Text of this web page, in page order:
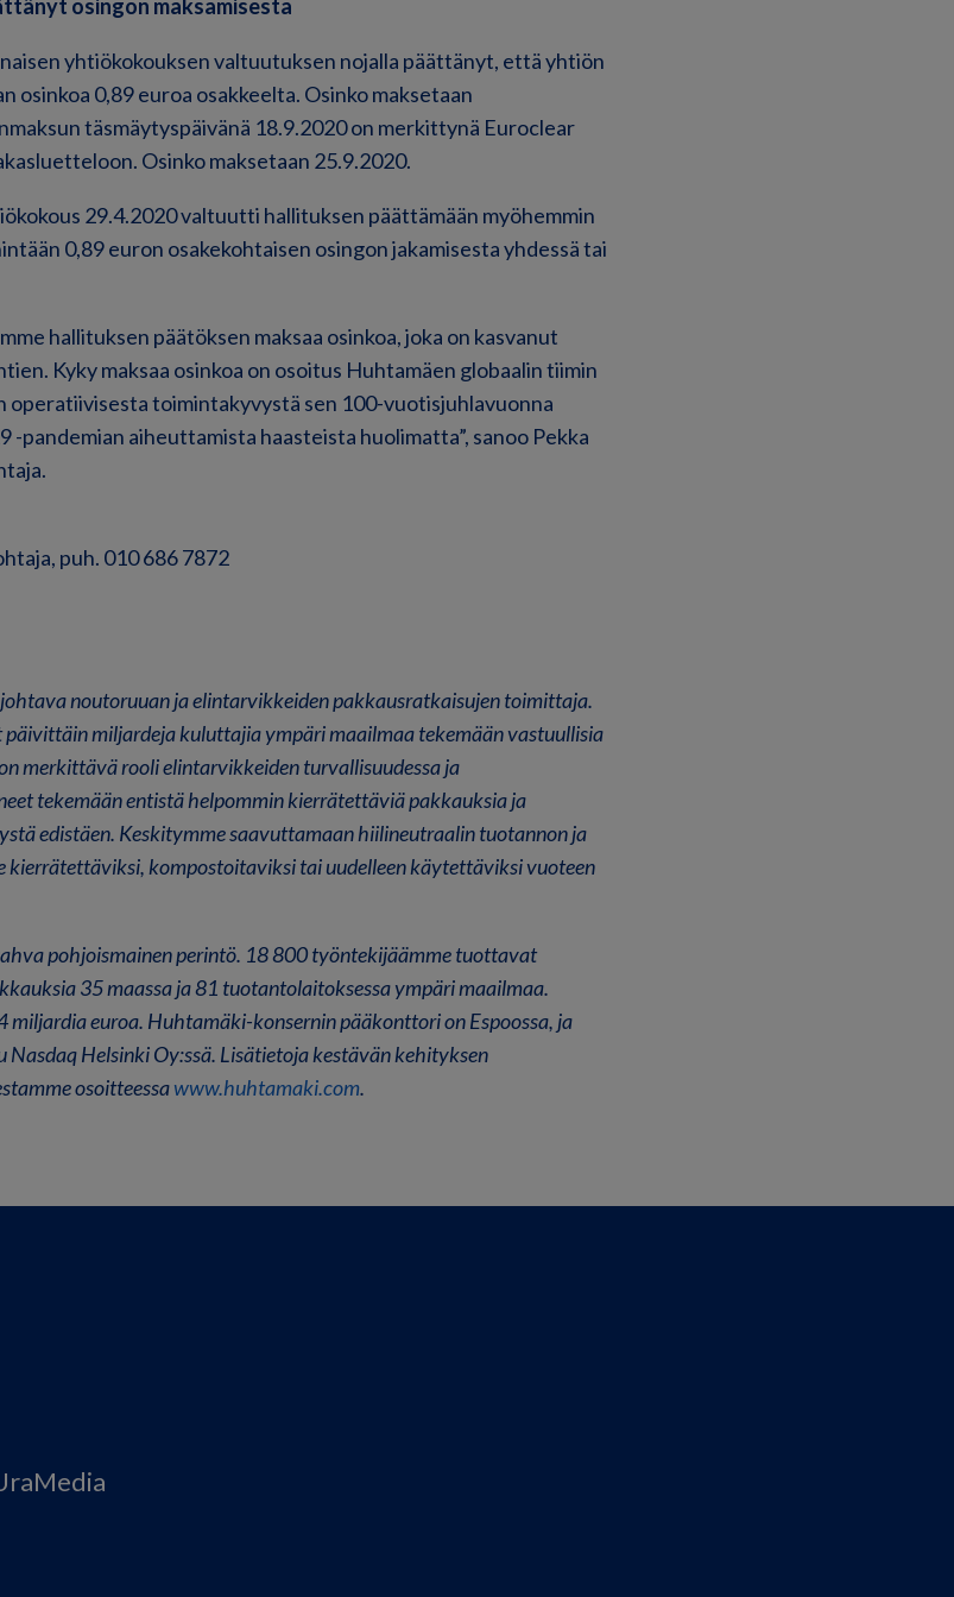
osingon maksamisesta
yhtiökokouksen valtuutuksen nojalla päättänyt, että yhtiön
osinkoa 0,89 euroa osakkeelta. Osinko maksetaan
täsmäytyspäivänä 18.9.2020 on merkittynä Euroclear
Osinko maksetaan 25.9.2020.
29.4.2020 valtuutti hallituksen päättämään myöhemmin
0,89 euron osakekohtaisen osingon jakamisesta yhdessä tai
hallituksen päätöksen maksaa osinkoa, joka on kasvanut
Kyky maksaa osinkoa on osoitus Huhtamäen globaalin tiimin
operatiivisesta toimintakyvystä sen 100-vuotisjuhlavuonna
pandemian aiheuttamista haasteista huolimatta”, sanoo Pekka
puh. 010 686 7872
noutoruuan ja elintarvikkeiden pakkausratkaisujen toimittaja.
miljardeja kuluttajia ympäri maailmaa tekemään vastuullisia
merkittävä rooli elintarvikkeiden turvallisuudessa ja
tekemään entistä helpommin kierrätettäviä pakkauksia ja
edistäen. Keskitymme saavuttamaan hiilineutraalin tuotannon ja
kompostoitaviksi tai uudelleen käytettäviksi vuoteen
pohjoismainen perintö. 18 800 työntekijäämme tuottavat
35 maassa ja 81 tuotantolaitoksessa ympäri maailmaa.
euroa. Huhtamäki-konsernin pääkonttori on Espoossa, ja
Helsinki Oy:ssä. Lisätietoja kestävän kehityksen
osoitteessawww.huhtamaki.com.
Media